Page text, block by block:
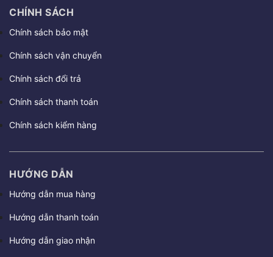
CHÍNH SÁCH
Chính sách bảo mật
Chính sách vận chuyển
Chính sách đổi trả
Chính sách thanh toán
Chính sách kiểm hàng
HƯỚNG DẪN
Hướng dẫn mua hàng
Hướng dẫn thanh toán
Hướng dẫn giao nhận